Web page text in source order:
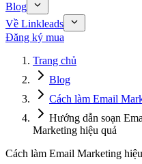
Blog
Về Linkleads
Đăng ký mua
Trang chủ
Blog
Cách làm Email
Hướng dẫn soạn
Marketing hiệu quả
Cách làm Email Marketing